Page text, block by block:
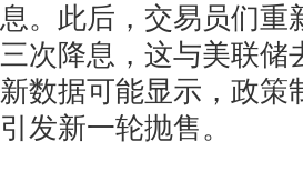
息。此后，交易员们重
三次降息，这与美联储
新数据可能显示，政策
引发新一轮抛售。